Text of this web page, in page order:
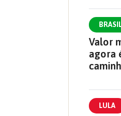
Valor
agora
LULA